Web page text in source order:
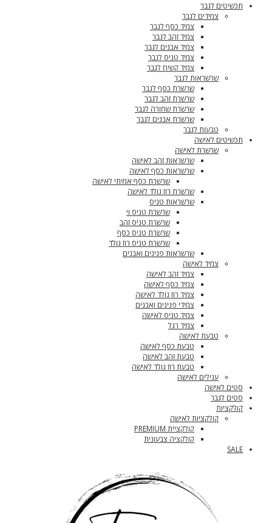
תכשיטים לגבר
צמידים לגבר
צמיד כסף לגבר
צמיד זהב לגבר
צמיד אבנים לגבר
צמיד טניס לגבר
צמיד קשיח לגבר
שרשראות לגבר
שרשרת כסף לגבר
שרשרת זהב לגבר
שרשרת שחורה לגבר
שרשרת אבנים לגבר
טבעות לגבר
תכשיטים לאישה
שרשרת לאישה
שרשראות זהב לאישה
שרשראות כסף לאישה
שרשרת כסף אמיתי לאישה
שרשרת רוז גולד לאישה
שרשראות טניס
שרשרת טניס וי
שרשרת טניס זהב
שרשרת טניס כסף
שרשרת טניס רוז גולד
שרשראות פנינים ואבנים
צמיד לאישה
צמיד זהב לאישה
צמיד כסף לאישה
צמיד רוז גולד לאישה
צמידי פנינים ואבנים
צמיד טניס לאישה
צמיד רגל
טבעת לאישה
טבעת כסף לאישה
טבעת זהב לאישה
טבעת רוז גולד לאישה
עגילים לאישה
סטים לאישה
סטים לגבר
קולקציות
קולקציות לאישה
קולקציית PREMIUM
קולקציה צבעונית
SALE